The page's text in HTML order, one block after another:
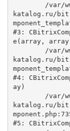
katalog.ru/
#3:
e(array,
katalog.ru/
#4:
ay)
katalog.ru/
#5: